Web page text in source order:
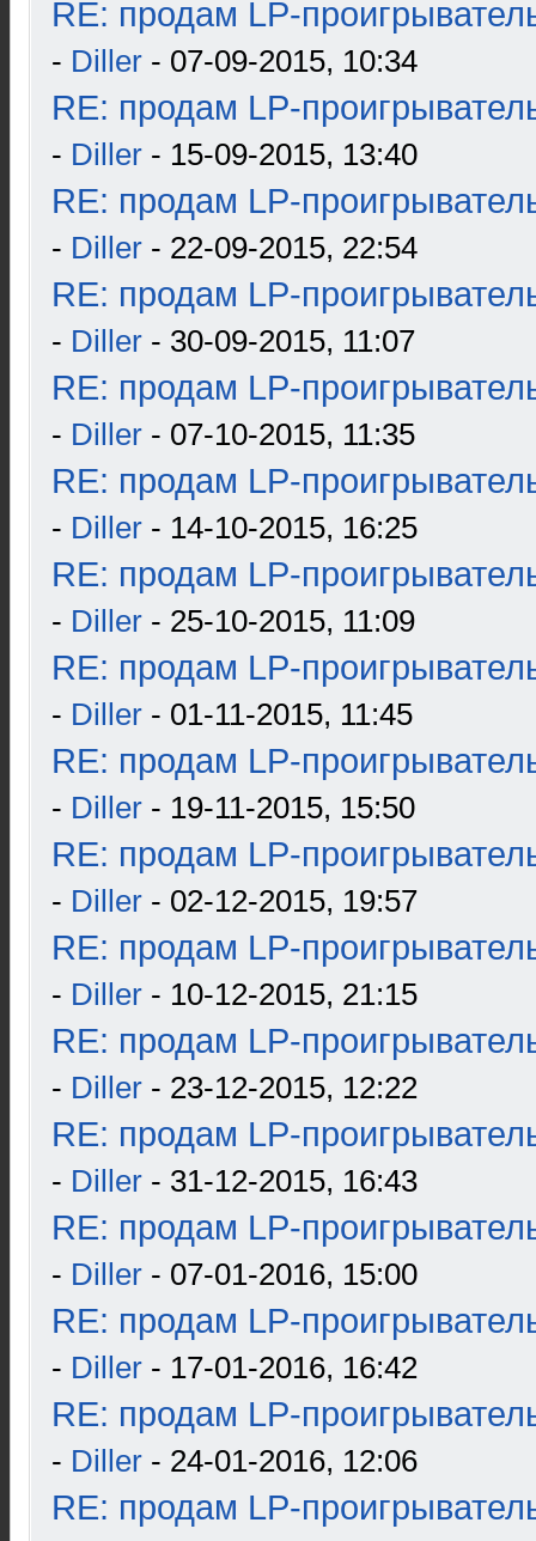
RE: продам LP-
- Diller - 07-09-2015, 10:34
RE: продам LP-
- Diller - 15-09-2015, 13:40
RE: продам LP-
- Diller - 22-09-2015, 22:54
RE: продам LP-
- Diller - 30-09-2015, 11:07
RE: продам LP-
- Diller - 07-10-2015, 11:35
RE: продам LP-
- Diller - 14-10-2015, 16:25
RE: продам LP-
- Diller - 25-10-2015, 11:09
RE: продам LP-
- Diller - 01-11-2015, 11:45
RE: продам LP-
- Diller - 19-11-2015, 15:50
RE: продам LP-
- Diller - 02-12-2015, 19:57
RE: продам LP-
- Diller - 10-12-2015, 21:15
RE: продам LP-
- Diller - 23-12-2015, 12:22
RE: продам LP-
- Diller - 31-12-2015, 16:43
RE: продам LP-
- Diller - 07-01-2016, 15:00
RE: продам LP-
- Diller - 17-01-2016, 16:42
RE: продам LP-
- Diller - 24-01-2016, 12:06
RE: продам LP-